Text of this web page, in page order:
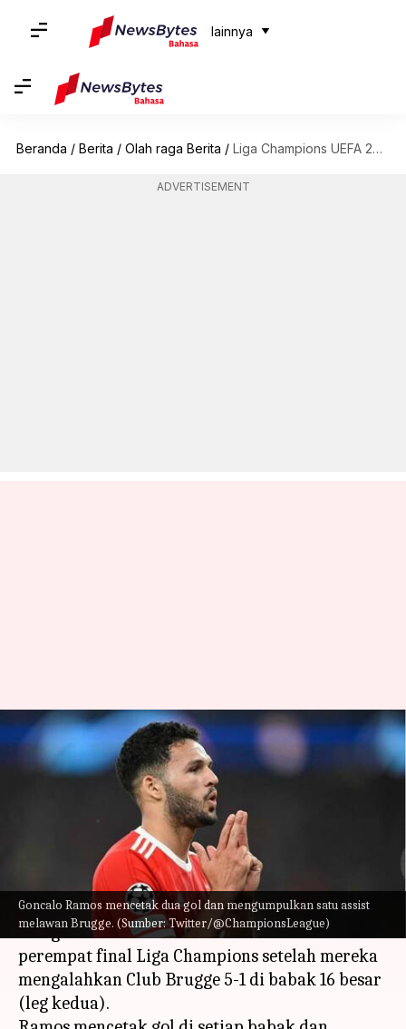
lainnya
Beranda / Berita / Olah raga Berita / Liga Champions UEFA 2022-23: Siapakah Goncalo Ramos dari Benfica?
ADVERTISEMENT
Goncalo Ramos mencetak dua gol dan mengumpulkan satu assist
melawan Brugge. (Sumber: Twitter/@ChampionsLeague)
Liga Champions UEFA 2022-23:
Siapakah Goncalo Ramos dari
Benfica?
Mar 09, 2023 12:34 pm
Apa ceritanya
Penyerang Portugal Goncalo Ramos mencetak
dua gol brilian untuk membawa Benfica lolos ke
perempat final Liga Champions setelah mereka
mengalahkan Club Brugge 5-1 di babak 16 besar
(leg kedua).